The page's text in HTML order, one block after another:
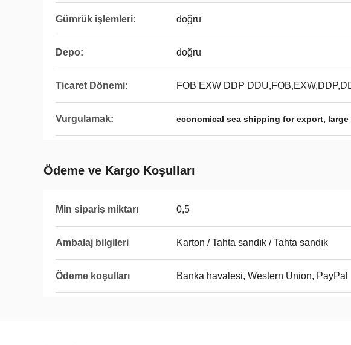
Gümrük işlemleri: doğru
Depo: doğru
Ticaret Dönemi: FOB EXW DDP
Vurgulamak: economical sea shipping for export,
Ödeme ve Kargo Koşulları
Min sipariş miktarı 0,5
Ambalaj bilgileri Karton / Tahta sandık / Tahta sandık
Ödeme koşulları Banka havalesi, Western Union, PayPal